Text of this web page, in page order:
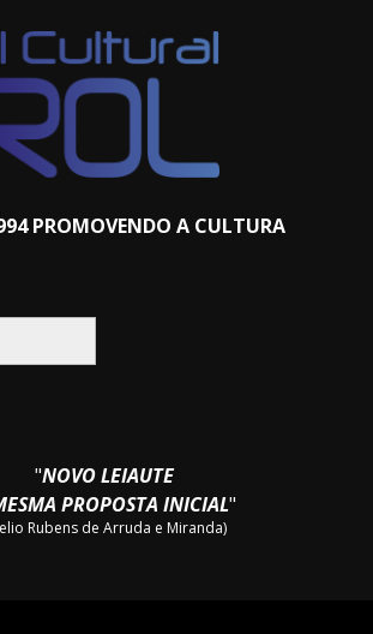
PROMOVENDO A CULTURA
"NOVO LEIAUTE
PROPOSTA INICIAL"
Rubens de Arruda e Miranda)